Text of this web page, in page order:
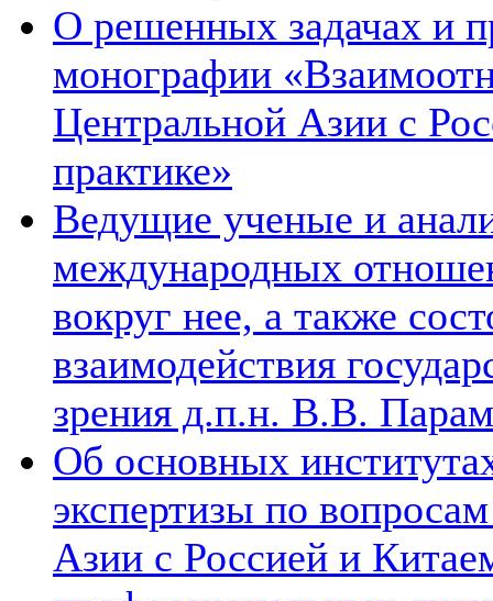
О решенных задачах и
монографии
Центральной Азии с
практике»
Ведущие ученые и
международных
вокруг нее, а также
взаимодействия
зрения д.п.н. В.В.
Об основных
экспертизы по
Азии с Россией и